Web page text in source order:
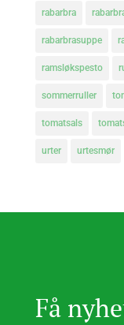
rabarbra
rabarbrasuppe
ramsløkspesto
sommerruller
tomatsals
urter urtesmør
Få